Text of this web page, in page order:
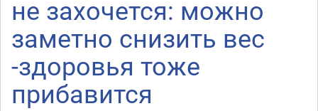
не захочется: можно
заметно снизить вес
-здоровья тоже
прибавится